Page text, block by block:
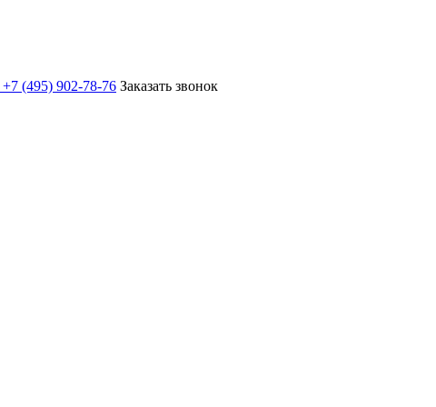
+7 (495) 902-78-76 Заказать звонок